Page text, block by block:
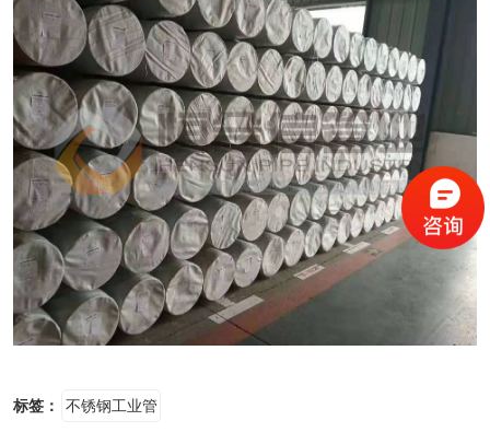
标签： 不锈钢工业管